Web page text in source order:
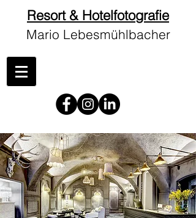
Resort & Hotelfotografie
Mario Lebesmühlbacher